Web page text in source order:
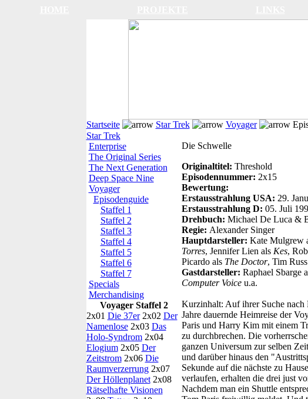
Startseite Star Trek Voyager
Star Trek
Enterprise
The Original Series
The Next Generation
Deep Space Nine
Voyager
Episodenguide
Staffel 1
Staffel 2
Staffel 3
Staffel 4
Staffel 5
Staffel 6
Staffel 7
Specials
Merchandising
Voyager Staffel 2
2x01 Die 37er2x02 Der
Namenlose2x03 Das
Holo-Syndrom2x04
Elogium2x05 Der
Zeitstrom2x06 Die
Raumverzerrung2x07
Der Höllenplanet2x08
Rätselhafte Visionen
Die Schwelle
Originaltitel: Threshold
Episodennummer: 2x15
Bewertung:
Erstausstrahlung USA: 29.
Erstausstrahlung D: 05. Juli
Drehbuch: Michael De Luca &
Regie: Alexander Singer
Hauptdarsteller: Kate Mulgrew
Torres, Jennifer Lien als Kes,
Picardo als The Doctor, Tim
Gastdarsteller: Raphael Sbarge
Computer Voiceu.a.
Kurzinhalt: Auf ihrer Suche
Jahre dauernde Heimreise der
Paris und Harry Kim mit einem
zu durchbrechen. Die
ganzen Universum zur selben
und darüber hinaus den
Sekunde auf die nächste zu
verlaufen, erhalten die drei just
Nachdem man ein Shuttle